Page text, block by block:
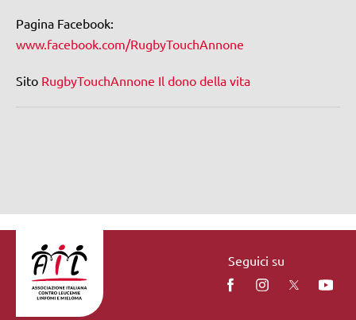
Pagina Facebook:
www.facebook.com/RugbyTouchAnnone
Sito RugbyTouchAnnone Il dono della vita
Seguici su